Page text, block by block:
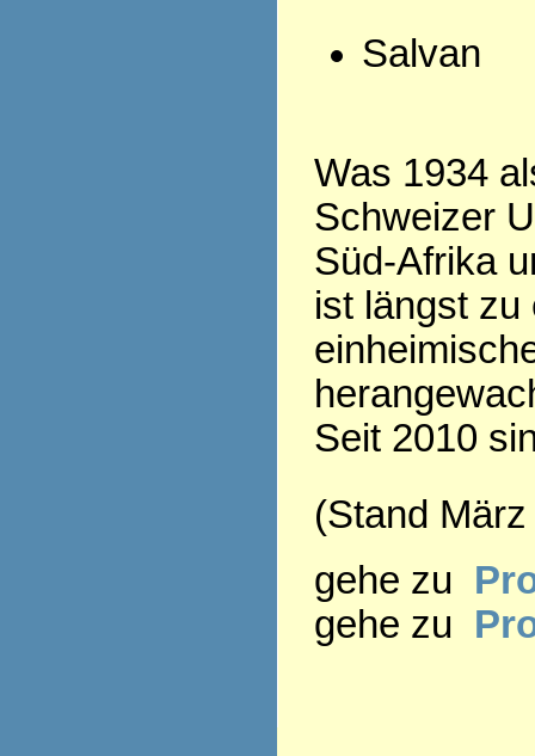
Salvan
Was 1934
Schweizer
Süd-Afrika
ist längst zu
Seit 2010
(Stand
gehe zu
gehe zu